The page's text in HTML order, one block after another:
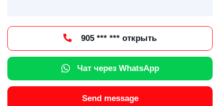
905 *** *** открыть
Чат через WhatsApp
Send message